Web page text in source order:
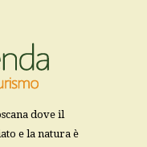
dove il
e la natura è